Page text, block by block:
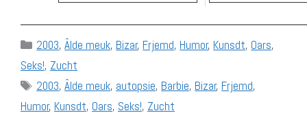
Categories
2003,Âlde meuk, Bizar, Frjemd, Humor, Kunsdt, Oars,
Seks!, Zucht
Tags
2003,Âlde meuk, autopsie, Barbie, Bizar, Frjemd,
Humor, Kunsdt, Oars, Seks!, Zucht